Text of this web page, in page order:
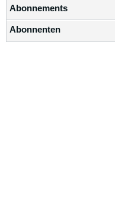
Abonnements
Abonnenten